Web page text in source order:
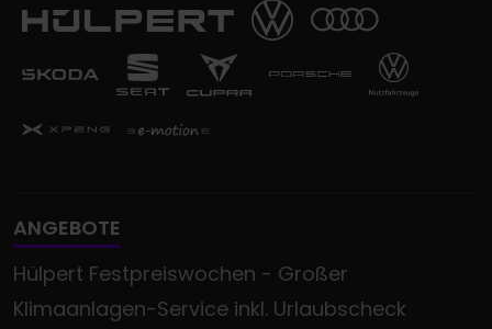
ANGEBOTE
Hülpert Festpreiswochen - Großer
Klimaanlagen-Service inkl. Urlaubscheck